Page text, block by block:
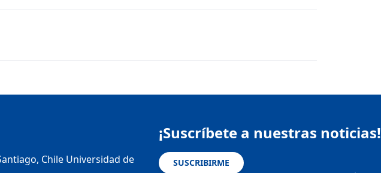
Chile Universidad de
¡Suscríbete a nuestras noticias!
SUSCRIBIRME